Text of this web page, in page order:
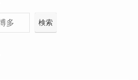
検索